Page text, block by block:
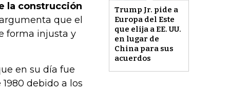
Trump Jr. pide a
Europa del Este
que elija a EE. UU.
en lugar de
China para sus
acuerdos
la construcción
que el
forma injusta y
en su día fue
debido a los